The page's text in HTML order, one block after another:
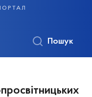
Пошук